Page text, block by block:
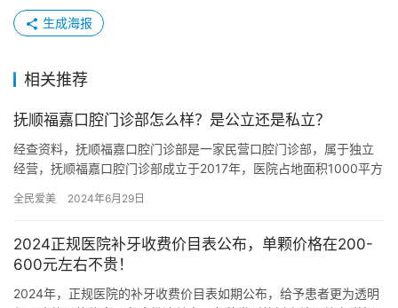
生成海报
相关推荐
抚顺福嘉口腔门诊部怎么样？是公立还是私立？
经查资料，抚顺福嘉口腔门诊部是一家民营口腔门诊部，属于独立
经营，抚顺福嘉口腔门诊部成立于2017年，医院占地面积1000平方
全民爱美 2024年6月29日
2024正规医院补牙收费价目表公布，单颗价格在200-
600元左右不贵！
2024年，正规医院的补牙收费价目表如期公布，给予患者更为透明